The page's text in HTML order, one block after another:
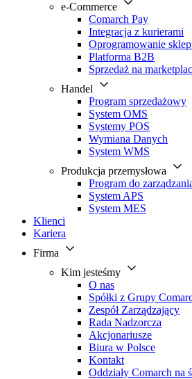
e-Commerce
Comarch Pay
Integracja z kurierami
Oprogramowanie
Platforma B2B
Sprzedaż na
Handel
Program sprzedażowy
System OMS
Systemy POS
Wymiana Danych
System WMS
Produkcja przemysłowa
Program do
System APS
System MES
Klienci
Kariera
Firma
Kim jesteśmy
O nas
Spółki z Grupy
Zespół Zarządzający
Rada Nadzorcza
Akcjonariusze
Biura w Polsce
Kontakt
Oddziały Comarch na